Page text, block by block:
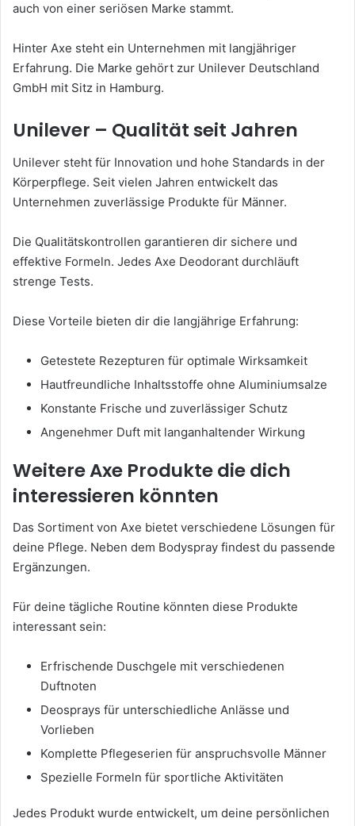
auch von einer seriösen Marke stammt.
Hinter Axe steht ein Unternehmen mit langjähriger
Erfahrung. Die Marke gehört zur Unilever Deutschland
GmbH mit Sitz in Hamburg.
Unilever – Qualität seit Jahren
Unilever steht für Innovation und hohe Standards in der
Körperpflege. Seit vielen Jahren entwickelt das
Unternehmen zuverlässige Produkte für Männer.
Die Qualitätskontrollen garantieren dir sichere und
effektive Formeln. Jedes Axe Deodorant durchläuft
strenge Tests.
Diese Vorteile bieten dir die langjährige Erfahrung:
Getestete Rezepturen für optimale Wirksamkeit
Hautfreundliche Inhaltsstoffe ohne Aluminiumsalze
Konstante Frische und zuverlässiger Schutz
Angenehmer Duft mit langanhaltender Wirkung
Weitere Axe Produkte die dich
interessieren könnten
Das Sortiment von Axe bietet verschiedene Lösungen für
deine Pflege. Neben dem Bodyspray findest du passende
Ergänzungen.
Für deine tägliche Routine könnten diese Produkte
interessant sein:
Erfrischende Duschgele mit verschiedenen
Duftnoten
Deosprays für unterschiedliche Anlässe und
Vorlieben
Komplette Pflegeserien für anspruchsvolle Männer
Spezielle Formeln für sportliche Aktivitäten
Jedes Produkt wurde entwickelt, um deine persönlichen